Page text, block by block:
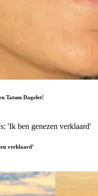
Tatum Dagelet!
verklaard’